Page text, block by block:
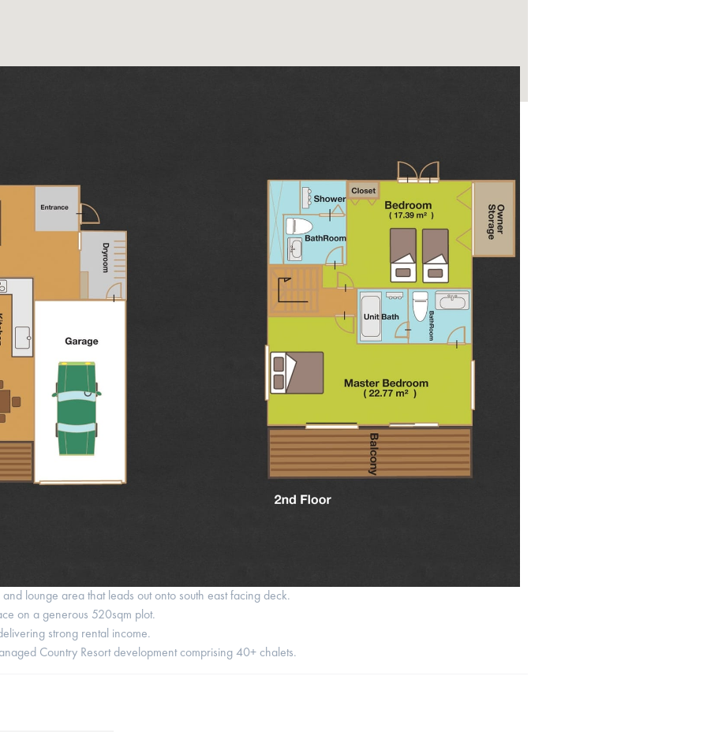
lounge area that leads out onto south east facing deck.
on a generous 520sqm plot.
strong rental income.
Country Resort development comprising 40+ chalets.